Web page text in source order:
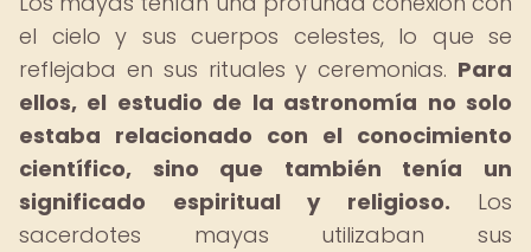
el cielo y sus cuerpos celestes, lo que se
reflejaba en sus rituales y ceremonias. Para
ellos, el estudio de la astronomía no solo
estaba relacionado con el conocimiento
científico, sino que también tenía un
significado espiritual y religioso. Los
sacerdotes mayas utilizaban sus